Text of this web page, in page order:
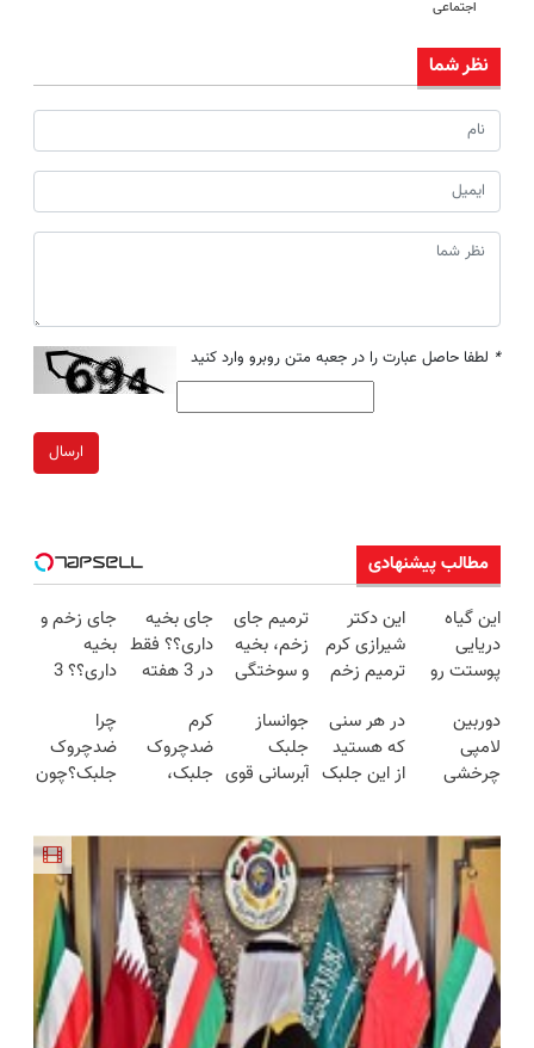
اجتماعی
نظر شما
* لطفا حاصل عبارت را در جعبه متن روبرو وارد کنید
ارسال
مطالب پیشنهادی
این گیاه
دریایی
پوستت رو
میکنه
جوون شدی
خرید
این دکتر
شیرازی کرم
ترمیم زخم
ساخت!!!
ترمیم جای
زخم، بخیه
و سوختگی
هفته!!😍
جای بخیه
داری؟؟ فقط
در 3 هفته
کن!😍
جای زخم و
بخیه
داری؟؟ 3
محوش کن!
دوربین
لامپی
چرخشی
حراج شد🔥
پرداخت
درب منزل
در هر سنی
که هستید
از این جلبک
نشوید!
40%تخفیف
جوانساز
جلبک
آبرسانی قوی
کرم
ضدچروک
جلبک،
شما40%تخفیف
چرا
ضدچروک
جلبک؟چون
میشی💉
۴۰٪تخفیف